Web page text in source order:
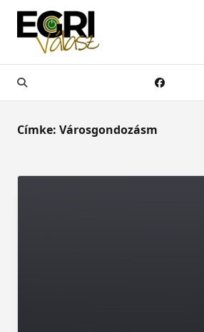
Skip
content
Címke: Városgondozásm